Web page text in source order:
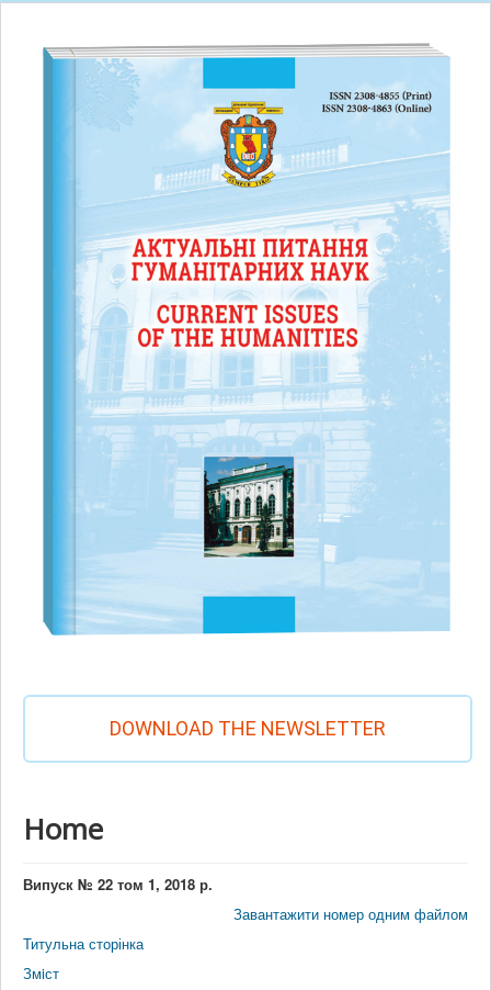
DOWNLOAD THE NEWSLETTER
Home
Випуск № 22 том 1, 2018 р.
Завантажити номер одним файлом
Титульна сторінка
Змiст